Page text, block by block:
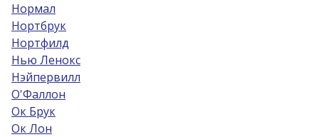
Нормал
Нортбрук
Нортфилд
Нью Ленокс
Нэйпервилл
О'Фаллон
Ок Брук
Ок Лон